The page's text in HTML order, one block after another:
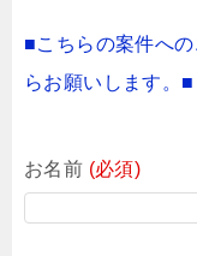
■こちらの案件へ
らお願いします。■
お名前 (必須)